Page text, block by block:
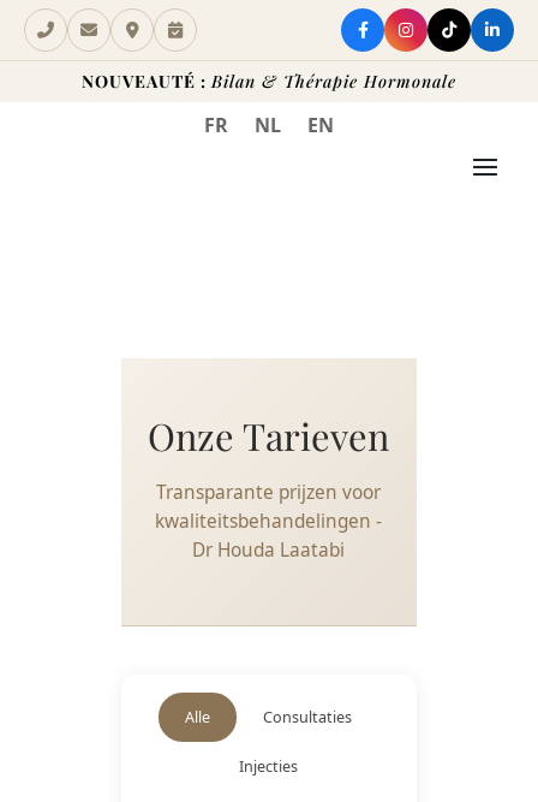
NOUVEAUTÉ : Bilan & Thérapie Hormonale
FR NL EN
Onze Tarieven
Transparante prijzen voor
kwaliteitsbehandelingen -
Dr Houda Laatabi
Alle Consultaties
Injecties